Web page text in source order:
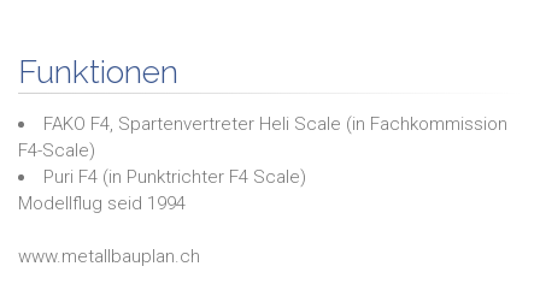
Funktionen
FAKO F4, Spartenvertreter Heli Scale (in Fachkommission
F4-Scale)
Puri F4 (in Punktrichter F4 Scale)
Modellflug seid 1994
www.metallbauplan.ch